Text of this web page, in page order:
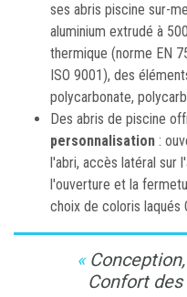
ses abris piscine sur-
aluminium extrudé à
thermique (norme EN
ISO 9001), des
polycarbonate,
Des abris de piscine
personnalisation :
l'abri, accès latéral sur
l'ouverture et la
choix de coloris laqués
Confort